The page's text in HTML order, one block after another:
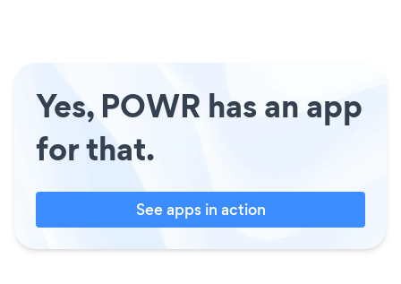
Yes, POWR has an app
for that.
See apps in action